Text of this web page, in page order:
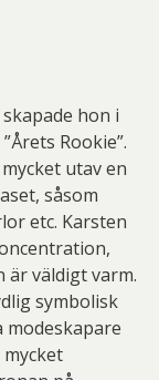
hon i
Rookie”.
utav en
såsom
etc. Karsten
är väldigt varm.
symbolisk